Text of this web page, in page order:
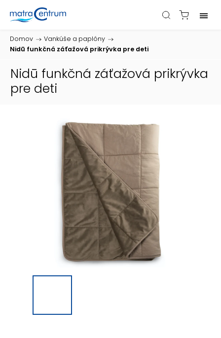
Domov / Vankúše a paplóny /
Nidū funkčná záťažová prikrývka pre deti
Nidū funkčná záťažová prikrývka
pre deti